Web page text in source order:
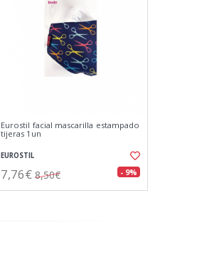
Eurostil facial mascarilla estampado
tijeras 1un
EUROSTIL
7,76€ 8,50€ - 9%